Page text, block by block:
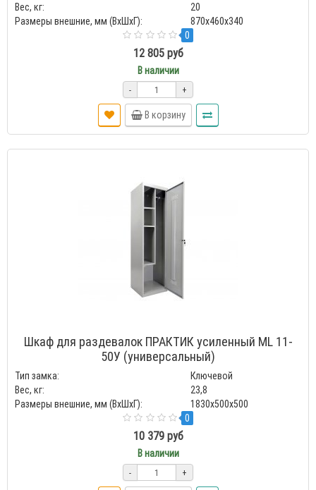
Вес, кг:
20
Размеры внешние, мм (ВхШхГ):
870x460x340
0
12 805 руб
В наличии
- +
В корзину
Шкаф для раздевалок ПРАКТИК усиленный ML 11-
50У (универсальный)
Тип замка:
Ключевой
Вес, кг:
23,8
Размеры внешние, мм (ВхШхГ):
1830x500x500
0
10 379 руб
В наличии
- +